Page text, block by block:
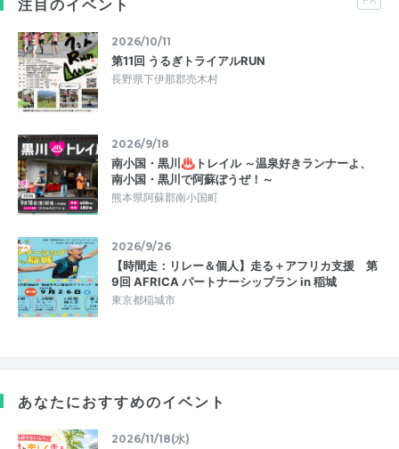
注目のイベント
2026/10/11
第11回 うるぎトライアルRUN
長野県下伊那郡売木村
2026/9/18
南小国・黒川♨トレイル ～温泉好きランナーよ、
南小国・黒川で阿蘇ぼうぜ！～
熊本県阿蘇郡南小国町
2026/9/26
【時間走：リレー＆個人】走る＋アフリカ支援 第
9回 AFRICA パートナーシップラン in 稲城
東京都稲城市
あなたにおすすめのイベント
2026/11/18(水)